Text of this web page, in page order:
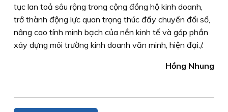
tục lan toả sâu rộng trong cộng đồng hộ kinh doanh,
trở thành động lực quan trọng thúc đẩy chuyển đổi số,
nâng cao tính minh bạch của nền kinh tế và góp phần
xây dựng môi trường kinh doanh văn minh, hiện đại./.
Hồng Nhung